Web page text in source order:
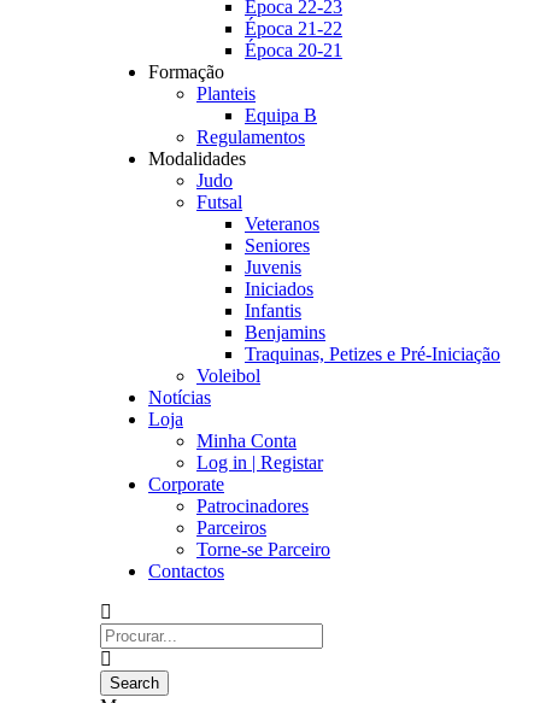
Época 22-23
Época 21-22
Época 20-21
Formação
Planteis
Equipa B
Regulamentos
Modalidades
Judo
Futsal
Veteranos
Seniores
Juvenis
Iniciados
Infantis
Benjamins
Traquinas, Petizes e Pré-Iniciação
Voleibol
Notícias
Loja
Minha Conta
Log in | Registar
Corporate
Patrocinadores
Parceiros
Torne-se Parceiro
Contactos